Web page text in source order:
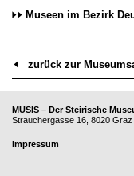
Museen im Bezirk
zurück zur
MUSIS – Der Steirische
Strauchergasse 16, 8020
Impressum